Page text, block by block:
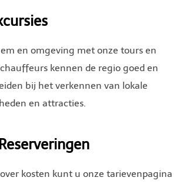
en omgeving met onze tours en
kennen de regio goed en
bij het verkennen van lokale
en attracties.
kosten kunt u onze tarievenpagina